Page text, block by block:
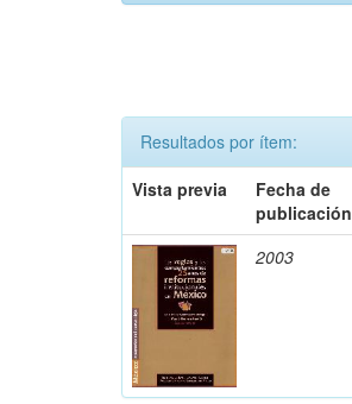
Resultados por ítem:
Vista previa
Fecha de
publicación
2003